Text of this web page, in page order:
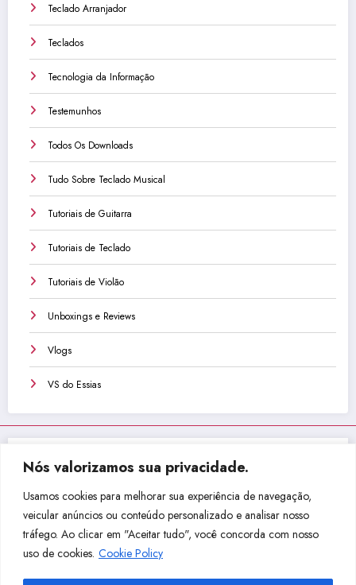
Nós valorizamos sua privacidade.
Usamos cookies para melhorar sua experiência de navegação,
veicular anúncios ou conteúdo personalizado e analisar nosso
tráfego. Ao clicar em "Aceitar tudo", você concorda com nosso
uso de cookies. Cookie Policy
Teclado Arranjador
Teclados
Tecnologia da Informação
Testemunhos
Todos Os Downloads
Tudo Sobre Teclado Musical
Tutoriais de Guitarra
Tutoriais de Teclado
Tutoriais de Violão
Unboxings e Reviews
Vlogs
VS do Essias
Não perca isso!
Sou
Com